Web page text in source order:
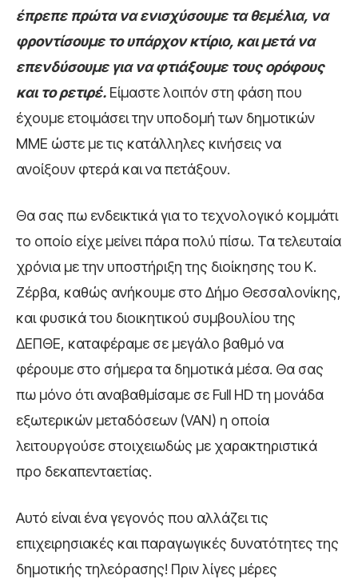
έπρεπε πρώτα να ενισχύσουμε τα θεμέλια, να
φροντίσουμε το υπάρχον κτίριο, και μετά να
επενδύσουμε για να φτιάξουμε τους ορόφους
και το ρετιρέ. Είμαστε λοιπόν στη φάση που
έχουμε ετοιμάσει την υποδομή των δημοτικών
ΜΜΕ ώστε με τις κατάλληλες κινήσεις να
ανοίξουν φτερά και να πετάξουν.
Θα σας πω ενδεικτικά για το τεχνολογικό κομμάτι
το οποίο είχε μείνει πάρα πολύ πίσω. Τα τελευταία
χρόνια με την υποστήριξη της διοίκησης του Κ.
Ζέρβα, καθώς ανήκουμε στο Δήμο Θεσσαλονίκης,
και φυσικά του διοικητικού συμβουλίου της
ΔΕΠΘΕ, καταφέραμε σε μεγάλο βαθμό να
φέρουμε στο σήμερα τα δημοτικά μέσα. Θα σας
πω μόνο ότι αναβαθμίσαμε σε Full HD τη μονάδα
εξωτερικών μεταδόσεων (VAN) η οποία
λειτουργούσε στοιχειωδώς με χαρακτηριστικά
προ δεκαπενταετίας.
Αυτό είναι ένα γεγονός που αλλάζει τις
επιχειρησιακές και παραγωγικές δυνατότητες της
δημοτικής τηλεόρασης! Πριν λίγες μέρες